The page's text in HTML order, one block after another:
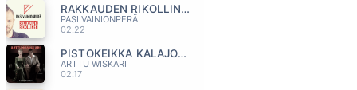
RAKKAUDEN RIKOLLINEN
PASI VAINIONPERÄ
02.22
PISTOKEIKKA KALAJOELLE
ARTTU WISKARI
02.17